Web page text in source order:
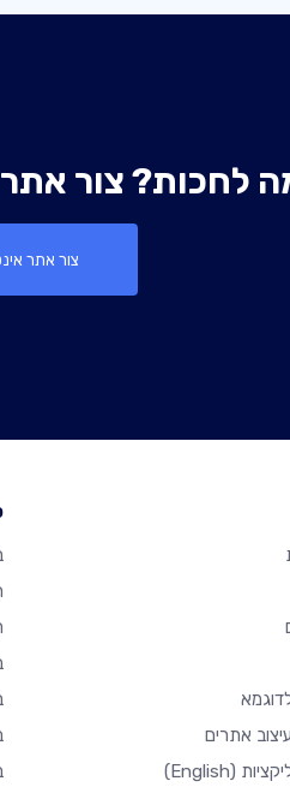
לחכות? צור אתר
צור אתר
אתרים
(English)